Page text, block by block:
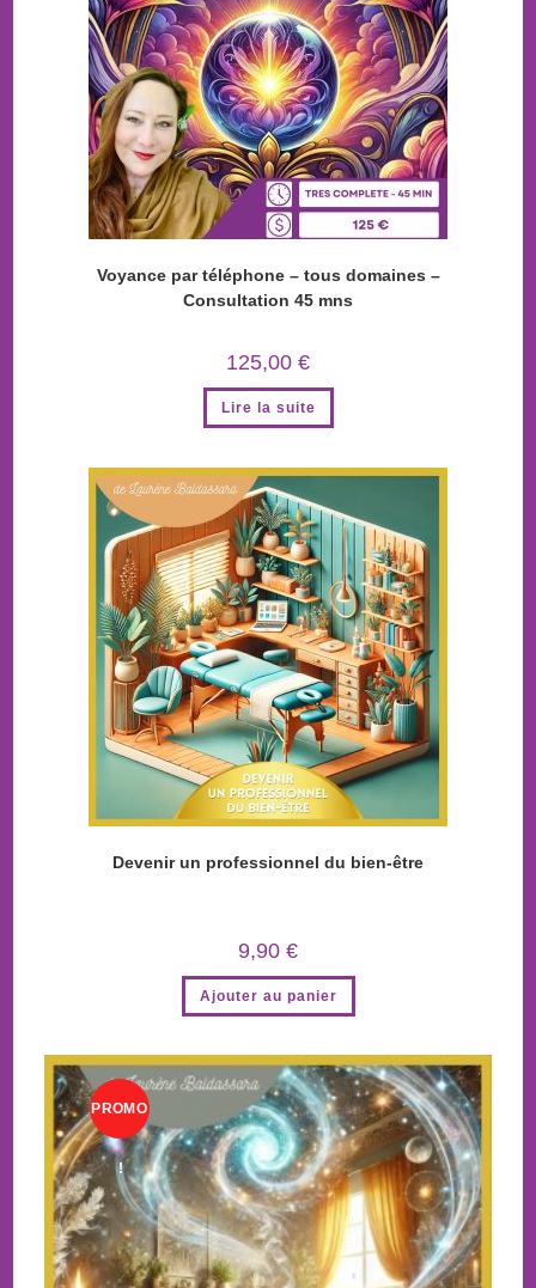
Voyance par téléphone – tous domaines –
Consultation 45 mns
125,00 €
Lire la suite
Devenir un professionnel du bien-être
9,90 €
Ajouter au panier
PROMO
!